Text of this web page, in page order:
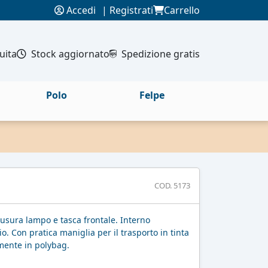
Accedi | Registrati Carrello
Stock aggiornato Spedizione gratis
Polo Felpe
COD. 5173
lampo e tasca frontale. Interno
Con pratica maniglia per il trasporto in tinta
in polybag.